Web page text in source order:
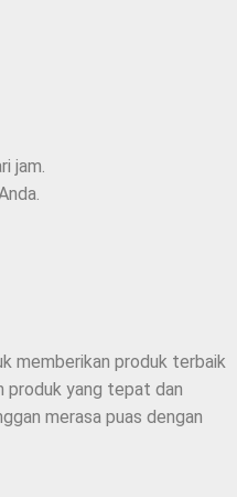
jam.
memberikan produk terbaik
produk yang tepat dan
merasa puas dengan